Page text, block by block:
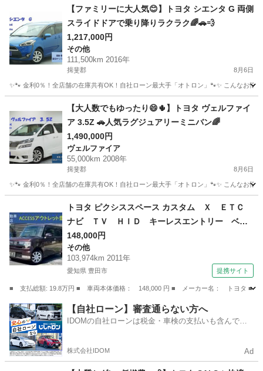
プリウス 走行距離
【ファミリーに大人気😊】トヨタ シエンタ G 両側
スライドドアで乗り降りラクラク🌈🚗💨
1,217,000円
その他
111,500km 2016年
揖斐郡 8月6日
✨🐾 金利0％！全店舗の在庫共有OK！自社ローン最大手「オトロン」🐾✨ こんなお
その他
【大人数でもゆったり😄🌵】トヨタ ヴェルファイ
ア 3.5Z 🚗人気ラグジュアリーミニバン🌈
1,490,000円
ヴェルファイア
55,000km 2008年
揖斐郡 8月6日
✨🐾 金利0％！全店舗の在庫共有OK！自社ローン最大手「オトロン」🐾✨ こんなお
ヴェルファイア 車両
トヨタ ピクシススペース カスタム Ｘ ＥＴＣ
ナビ ＴＶ ＨＩＤ キーレスエントリー ベン
チシート ＣＶＴ 盗難防止システム ＡＢＳ
衝突安全ボディ エアコン パワーステアリン
グ パワーウィンドウ 運転席エアバッグ 助手
148,000円
その他
103,974km 2011年
愛知県 豊田市 提携サイト
■ 支払総額: 19.8万円 ■ 車両本体価格： 148,000 円 ■ メーカー名： トヨタ
愛知 豊田市 その他
【自社ローン】審査通らない方へ
IDOMの自社ローンは税金・車検の支払いも含んでい
株式会社IDOM Ad